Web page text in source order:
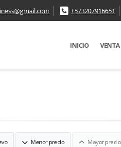
+573207916651
INICIO VENTA
Menor precio Mayor precio